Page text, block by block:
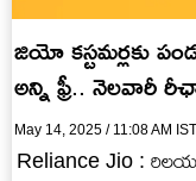
జియో కస్టమర్లకు
అన్ని ఫ్రీ.. నెలవారీ
May 14, 2025 / 11:08 AM IST
Reliance Jio :